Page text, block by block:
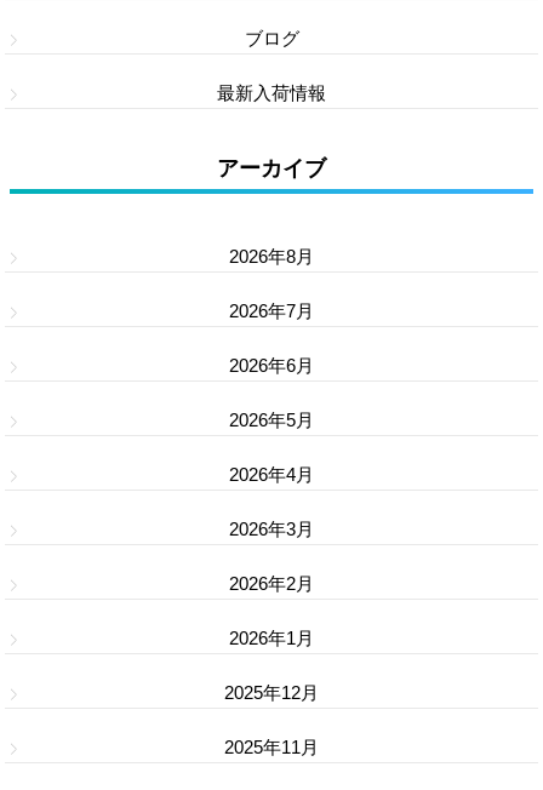
ブログ
最新入荷情報
アーカイブ
2026年8月
2026年7月
2026年6月
2026年5月
2026年4月
2026年3月
2026年2月
2026年1月
2025年12月
2025年11月